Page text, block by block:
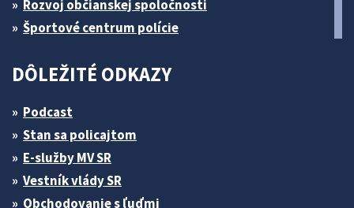
Rozvoj občianskej spoločnosti
Športové centrum polície
DÔLEŽITÉ ODKAZY
Podcast
Stan sa policajtom
E-služby MV SR
Vestník vlády SR
Obchodovanie s ľuďmi